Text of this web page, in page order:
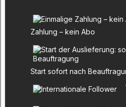
Zahlung – kein Abo
Start sofort nach